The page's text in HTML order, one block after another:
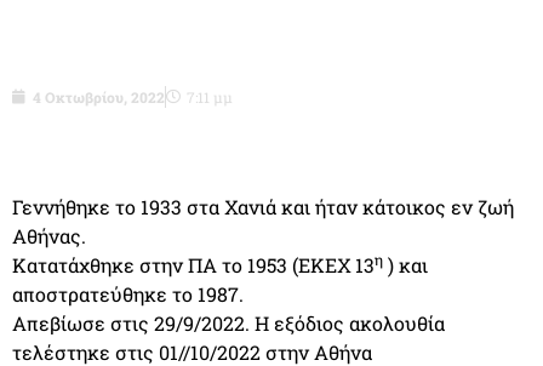
4 Οκτωβρίου, 2022 7:11 μμ
Γεννήθηκε το 1933 στα Χανιά και ήταν κάτοικος εν ζωή
Αθήνας.
Κατατάχθηκε στην ΠΑ το 1953 (ΕΚΕΧ 13η ) και
αποστρατεύθηκε το 1987.
Απεβίωσε στις 29/9/2022. Η εξόδιος ακολουθία
τελέστηκε στις 01//10/2022 στην Αθήνα